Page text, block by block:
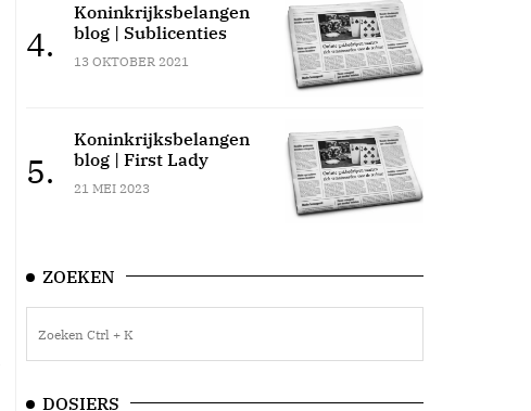
4.
Koninkrijksbelangen
blog | Sublicenties
13 OKTOBER 2021
5.
Koninkrijksbelangen
blog | First Lady
21 MEI 2023
ZOEKEN
DOSIERS